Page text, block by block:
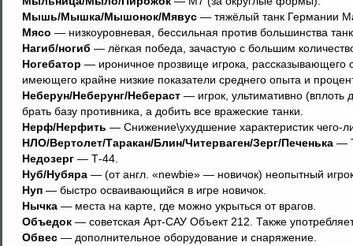
Мышь/Мышка/Мышонок/Мявус — тяжёлый танк Германии
Мясо — низкоуровневая, бессильная против большинства
Нагиб/ногиб — лёгкая победа, зачастую с большим
Ногебатор — ироничное прозвище игрока, рассказывающего
имеющего крайне низкие показатели среднего опыта и
Неберун/Неберунг/Небераст — игрок, ультимативно
брать базу противника, а добить все вражеские танки.
Нерф/Нерфить — Снижение\ухудшение характеристик чего-
НЛО/Вертолет/Таракан/Блин/Читерваген/Зерг/Печенька —
Недозерг — Т-44.
Нуб/Нубяра — (от англ. «newbie» — новичок) неопытный
Нуп — быстро осваивающийся в игре новичок.
Нычка — места на карте, где можно укрыться от врагов.
Объедок — советская Арт-САУ Объект 212. Также
Обвес — дополнительное оборудование и снаряжение.